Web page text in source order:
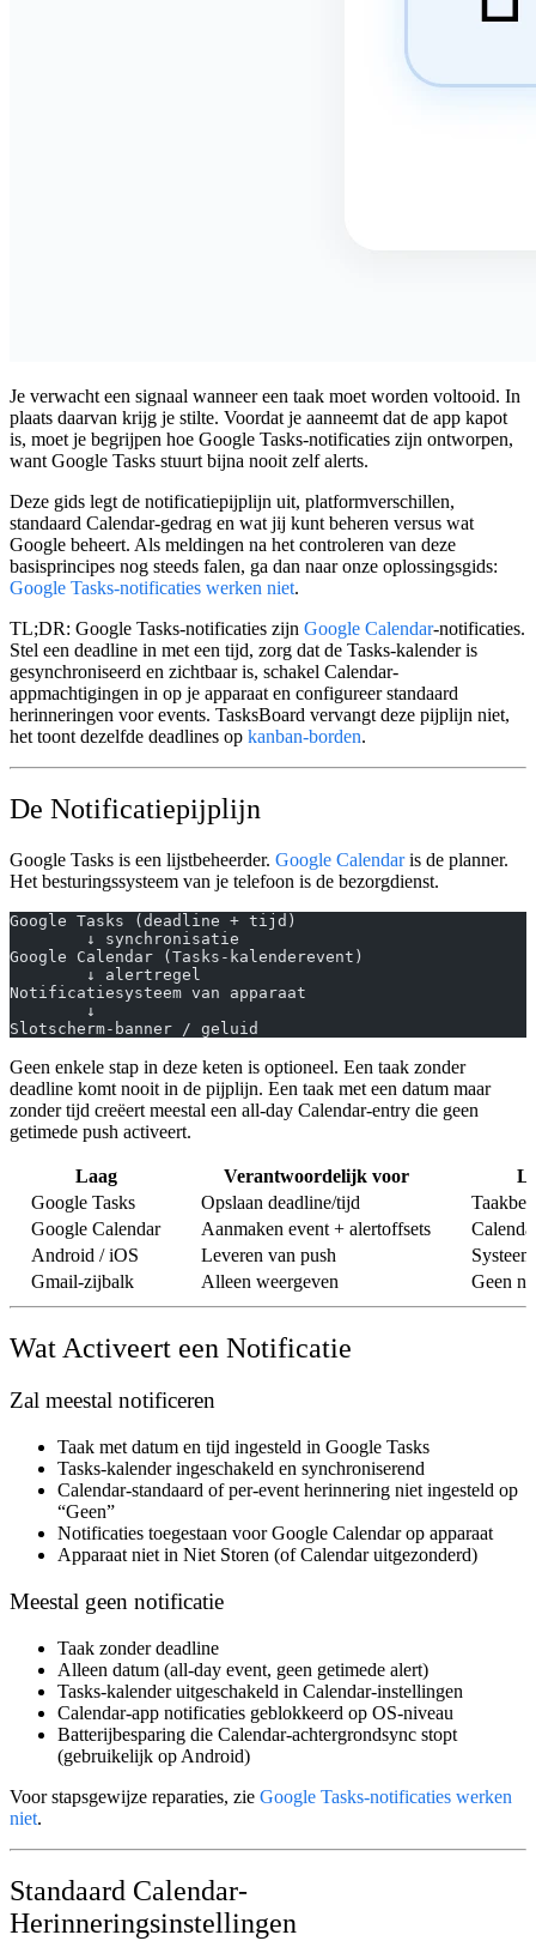
Je verwacht een signaal wanneer een taak moet worden voltooid. In
plaats daarvan krijg je stilte. Voordat je aanneemt dat de app kapot
is, moet je begrijpen hoe Google Tasks-notificaties zijn ontworpen,
want Google Tasks stuurt bijna nooit zelf alerts.
Deze gids legt de notificatiepijplijn uit, platformverschillen,
standaard Calendar-gedrag en wat jij kunt beheren versus wat
Google beheert. Als meldingen na het controleren van deze
basisprincipes nog steeds falen, ga dan naar onze oplossingsgids:
Google Tasks-notificaties werken niet.
TL;DR: Google Tasks-notificaties zijn Google Calendar-notificaties.
Stel een deadline in met een tijd, zorg dat de Tasks-kalender is
gesynchroniseerd en zichtbaar is, schakel Calendar-
appmachtigingen in op je apparaat en configureer standaard
herinneringen voor events. TasksBoard vervangt deze pijplijn niet,
het toont dezelfde deadlines op kanban-borden.
De Notificatiepijplijn
Google Tasks is een lijstbeheerder. Google Calendaris de planner.
Het besturingssysteem van je telefoon is de bezorgdienst.
Google Tasks (deadline + tijd)
        ↓ synchronisatie
Google Calendar (Tasks-kalenderevent)
        ↓ alertregel
Notificatiesysteem van apparaat
        ↓
Slotscherm-banner / geluid
Geen enkele stap in deze keten is optioneel. Een taak zonder
deadline komt nooit in de pijplijn. Een taak met een datum maar
zonder tijd creëert meestal een all-day Calendar-entry die geen
getimede push activeert.
Laag Verantwoordelijk voor
Google Tasks
Opslaan deadline/tijd
Google Calendar
Aanmaken event + alertoffsets
Android / iOS
Leveren van push
Gmail-zijbalk
Alleen weergeven Geen
Wat Activeert een Notificatie
Zal meestal notificeren
Taak met datum en tijd ingesteld in Google Tasks
Tasks-kalenderingeschakeld en synchroniserend
Calendar-standaard of per-event herinnering niet ingesteld op
“Geen”
Notificaties toegestaan voor Google Calendar op apparaat
Apparaat niet in Niet Storen (of Calendar uitgezonderd)
Meestal geen notificatie
Taak zonder deadline
Alleen datum (all-day event, geen getimede alert)
Tasks-kalenderuitgeschakeld in Calendar-instellingen
Calendar-app notificaties geblokkeerd op OS-niveau
Batterijbesparing die Calendar-achtergrondsync stopt
(gebruikelijk op Android)
Voor stapsgewijze reparaties, zie Google Tasks-notificaties werken
niet.
Standaard Calendar-
Herinneringsinstellingen